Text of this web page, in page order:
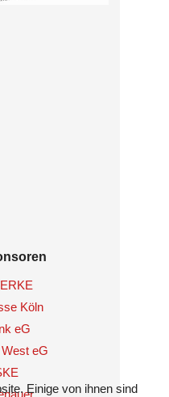
Köln
eG
eG
Einige von ihnen sind